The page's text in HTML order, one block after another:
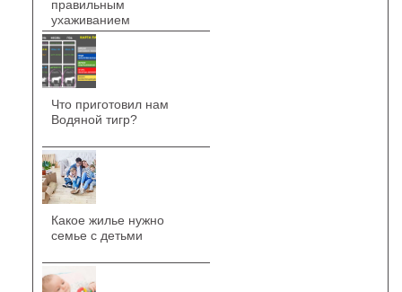
правильным
ухаживанием
Что приготовил нам
Водяной тигр?
Какое жилье нужно
семье с детьми